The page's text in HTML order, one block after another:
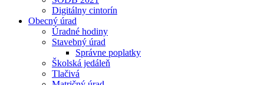
Digitálny cintorín
Obecný úrad
Úradné hodiny
Stavebný úrad
Správne poplatky
Školská jedáleň
Tlačivá